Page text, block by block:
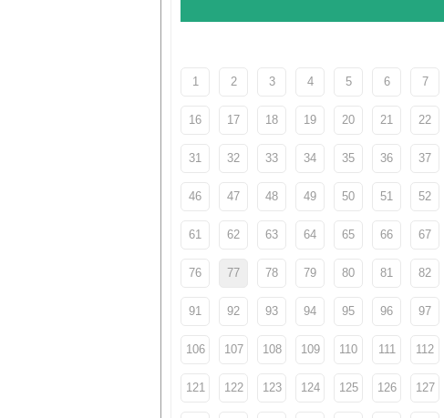
1 2 3 4 5 6 7
16 17 18 19 20 21 22
31 32 33 34 35 36 37
46 47 48 49 50 51 52
61 62 63 64 65 66 67
76 77 78 79 80 81 82
91 92 93 94 95 96 97
106 107 108 109 110 111 112
121 122 123 124 125 126 127